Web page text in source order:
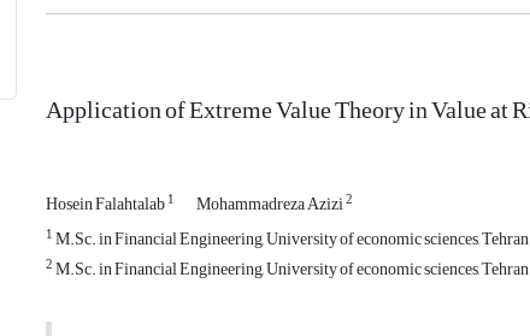
Application of Extreme Value Theory in Value at
Hosein Falahtalab1 Mohammadreza Azizi2
1M.Sc. in Financial Engineering, University of economic sciences, Tehran
2M.Sc. in Financial Engineering, University of economic sciences, Tehran